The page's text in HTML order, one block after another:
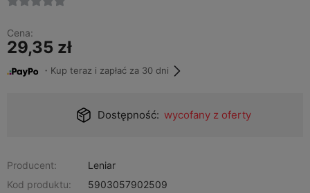
Cena:
29,35 zł
・Kup teraz i zapłać za 30 dni
Dostępność: wycofany z oferty
Producent:
Leniar
Kod produktu:
5903057902509